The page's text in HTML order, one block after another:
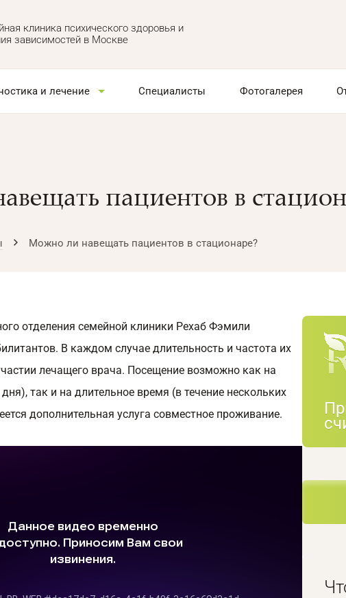
клиника психического здоровья и
зависимостей в Москве
и лечение Специалисты Фотогалерея
пациентов в
Можно ли навещать пациентов в стационаре?
отделения семейной клиники Рехаб Фэмили
В каждом случае длительность и частота их
лечащего врача. Посещение возможно как на
так и на длительное время (в течение нескольких
дополнительная услуга совместное проживание.